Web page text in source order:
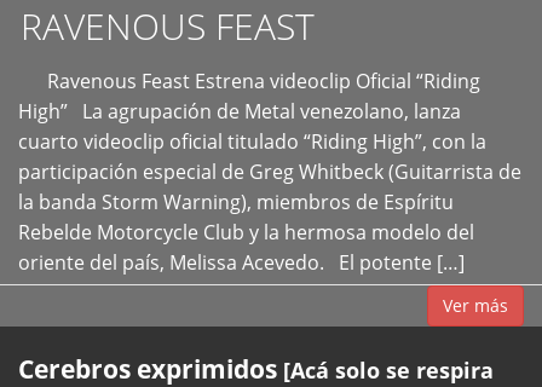
RAVENOUS FEAST
Ravenous Feast Estrena videoclip Oficial “Riding
High” La agrupación de Metal venezolano, lanza
cuarto videoclip oficial titulado “Riding High”, con la
participación especial de Greg Whitbeck (Guitarrista de
la banda Storm Warning), miembros de Espíritu
Rebelde Motorcycle Club y la hermosa modelo del
oriente del país, Melissa Acevedo. El potente […]
Ver más
Cerebros exprimidos [Acá solo se respira